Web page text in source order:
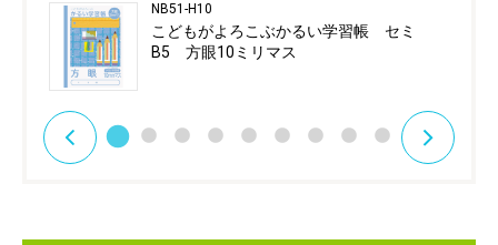
NB51-H10
こどもがよろこぶかるい学習帳 セミ
B5 方眼10ミリマス